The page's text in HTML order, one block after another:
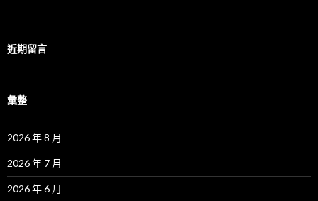
近期留言
彙整
2026 年 8 月
2026 年 7 月
2026 年 6 月